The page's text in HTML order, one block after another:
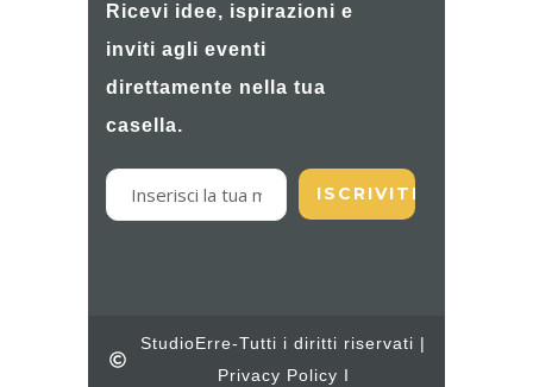
Ricevi idee, ispirazioni e
inviti agli eventi
direttamente nella tua
casella.
StudioErre-Tutti i diritti riservati |
Privacy Policy I